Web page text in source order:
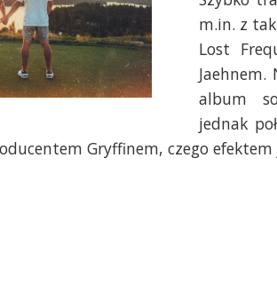
m.in. z
Lost
album
jednak
Gryffinem, czego efektem